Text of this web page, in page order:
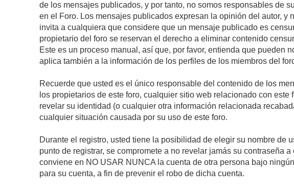
de los mensajes publicados, y por tanto, no somos responsables de
en el Foro. Los mensajes publicados expresan la opinión del autor,
invita a cualquiera que considere que un mensaje publicado es
propietario del foro se reservan el derecho a eliminar contenido
Este es un proceso manual, así que, por favor, entienda que
aplica también a la información de los perfiles de los miembros del
Recuerde que usted es el único responsable del contenido de los
los propietarios de este foro, cualquier sitio web relacionado con
revelar su identidad (o cualquier otra información relacionada
cualquier situación causada por su uso de este foro.
Durante el registro, usted tiene la posibilidad de elegir su nombre de
punto de registrar, se compromete a no revelar jamás su contraseña
conviene en NO USAR NUNCA la cuenta de otra persona bajo
para su cuenta, a fin de prevenir el robo de dicha cuenta.